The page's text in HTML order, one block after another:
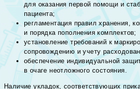
для оказания первой помощи и
пациента;
регламентация правил хранения,
и порядка пополнения комплектов;
установление требований к
сопровождению и учету
обеспечение индивидуальной
в очаге неотложного состояния.
Наличие укладок, соответствующих